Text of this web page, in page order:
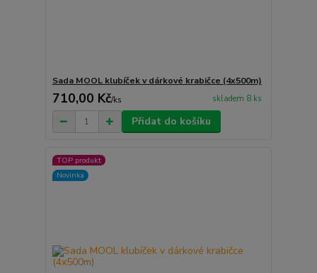
Sada MOOL klubíček v dárkové krabičce (4x500m)
710,00 Kč/ks skladem 8 ks
Přidat do košíku
TOP produkt
Novinka